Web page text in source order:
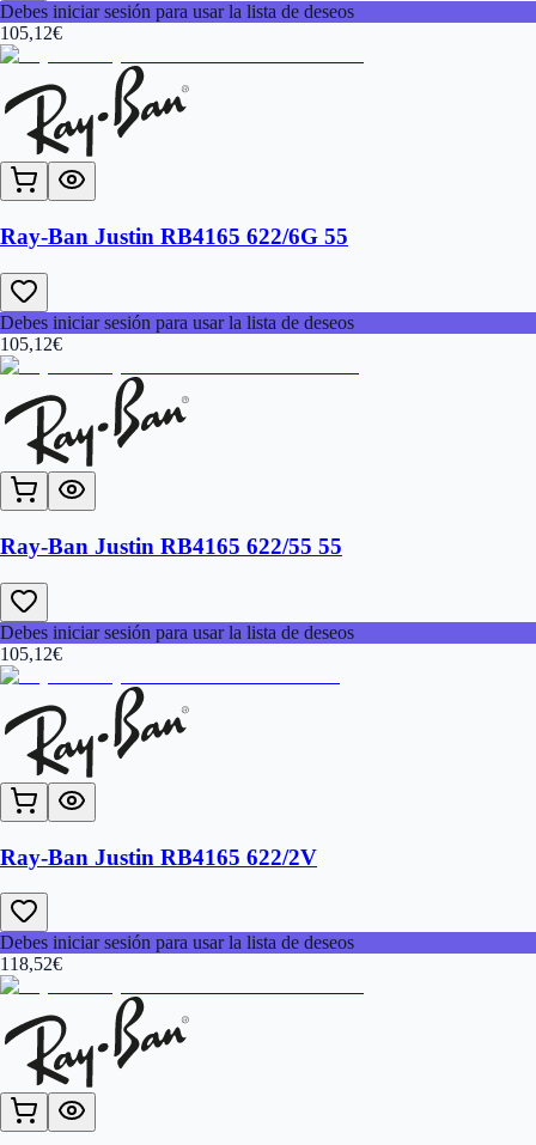
Debes iniciar sesión para usar la lista de deseos
105,12€
Ray-Ban Justin RB4165 622/6G 55
Debes iniciar sesión para usar la lista de deseos
105,12€
Ray-Ban Justin RB4165 622/55 55
Debes iniciar sesión para usar la lista de deseos
105,12€
Ray-Ban Justin RB4165 622/2V
Debes iniciar sesión para usar la lista de deseos
118,52€